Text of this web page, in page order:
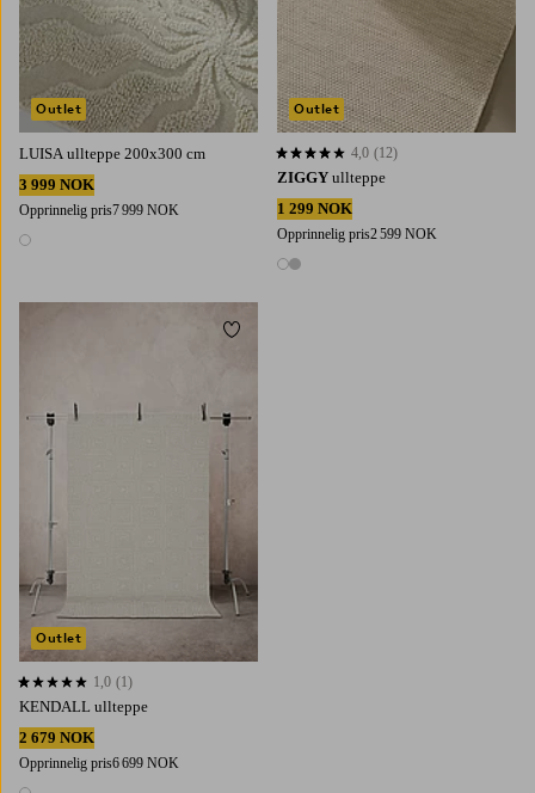
LUISA ullteppe 200x300 cm
3 999 NOK
Opprinnelig pris7 999 NOK
1 farge
Outlet
ZIGGY ullteppe
1 299 NOK
Opprinnelig pris2 599 NOK
2 farger
4,0 basert på 12 karaktergivninger
4,0 (12)
Outlet
KENDALL ullteppe
2 679 NOK
Opprinnelig pris6 699 NOK
1,0 basert på 1 karaktergivninger
1,0 (1)
Outlet
Legg til favoritter